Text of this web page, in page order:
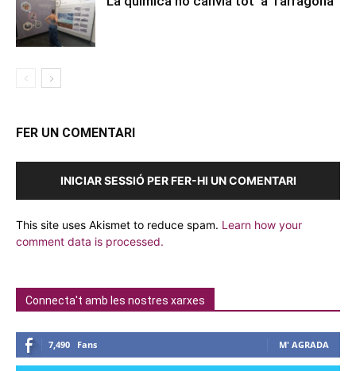
FER UN COMENTARI
INICIAR SESSIÓ PER FER-HI UN COMENTARI
This site uses Akismet to reduce spam. Learn how your
comment data is processed.
Connecta't amb les nostres xarxes
7,490 Fans M' AGRADA